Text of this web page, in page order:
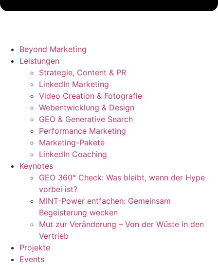
Beyond Marketing
Leistungen
Strategie, Content & PR
LinkedIn Marketing
Video Creation & Fotografie
Webentwicklung & Design
GEO & Generative Search
Performance Marketing
Marketing-Pakete
LinkedIn Coaching
Keynotes
GEO 360° Check: Was bleibt, wenn der Hype
vorbei ist?
MINT-Power entfachen: Gemeinsam
Begeisterung wecken
Mut zur Veränderung – Von der Wüste in den
Vertrieb
Projekte
Events